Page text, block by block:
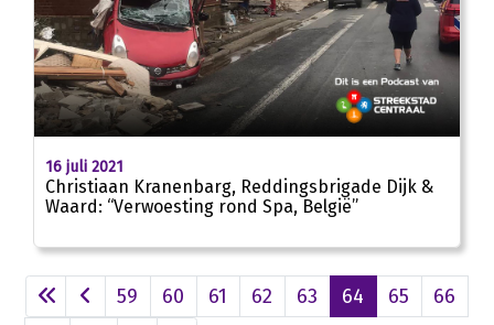
07:37
16 juli 2021
Christiaan Kranenbarg, Reddingsbrigade Dijk &
Waard: “Verwoesting rond Spa, België”
59 60 61 62 63 64 65
66